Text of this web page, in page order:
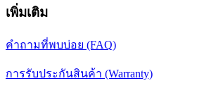
เพิ่มเติม
คำถามที่พบบ่อย (FAQ)
การรับประกันสินค้า (Warranty)